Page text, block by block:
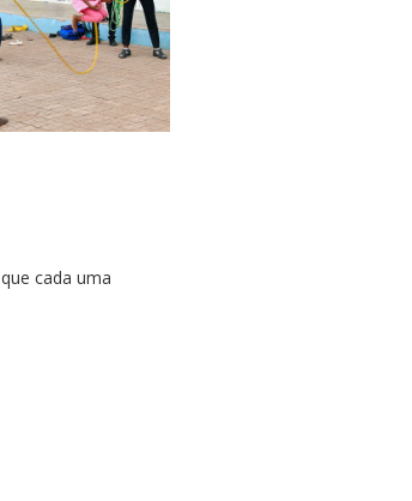
cada uma